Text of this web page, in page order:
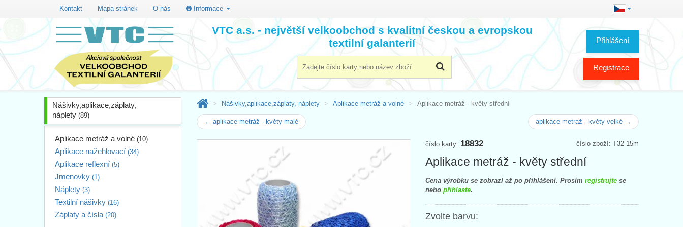
Kontakt Mapa stránek O nás Informace
Přihlášení
Registrace
VTC a.s. - největší velkoobchod s kvalitní českou a evropskou
textilní galanterií
Nášivky,aplikace,záplaty,
náplety (89)
Aplikace metráž a volné (10)
Aplikace nažehlovací (34)
Aplikace reflexní (5)
Jmenovky (1)
Náplety (3)
Textilní nášivky (16)
Záplaty a čísla (20)
Nášivky,aplikace,záplaty, náplety Aplikace metráž a volné Aplikace metráž - květy střední
← aplikace metráž - květy malé aplikace metráž - květy velké →
číslo zboží: T32-15m
číslo karty: 18832
Aplikace metráž - květy střední
Cena výrobku se zobrazí až po přihlášení. Prosím registrujte se
nebo přihlaste.
Zvolte barvu: